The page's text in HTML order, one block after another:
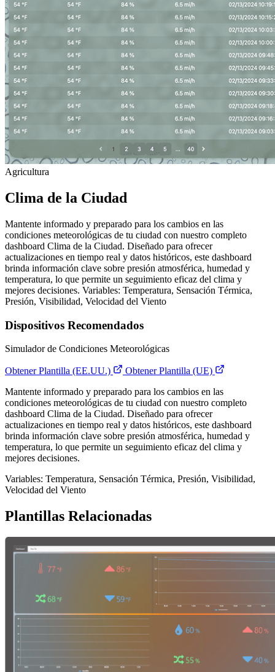
Agricultura
Clima de la Ciudad
Mantente informado y preparado para los cambios en las
condiciones meteorológicas de tu ciudad con nuestro completo
dashboard Clima de la Ciudad. Diseñado para ofrecer
actualizaciones en tiempo real y datos históricos, este dashboard
brinda información clave sobre presión atmosférica, humedad y
temperatura, lo que permite un seguimiento eficaz del clima y
mejores decisiones. Variables: Temperatura, Sensación Térmica,
Presión, Visibilidad, Velocidad del Viento
Dispositivos Recomendados
Simulador de Condiciones Meteorológicas
Obtener Plantilla (EE.UU.)
Obtener Plantilla (UE)
Mantente informado y preparado para los cambios en las
condiciones meteorológicas de tu ciudad con nuestro completo
dashboard Clima de la Ciudad. Diseñado para ofrecer
actualizaciones en tiempo real y datos históricos, este dashboard
brinda información clave sobre presión atmosférica, humedad y
temperatura, lo que permite un seguimiento eficaz del clima y
mejores decisiones.
Variables: Temperatura, Sensación Térmica, Presión, Visibilidad,
Velocidad del Viento
Plantillas Relacionadas